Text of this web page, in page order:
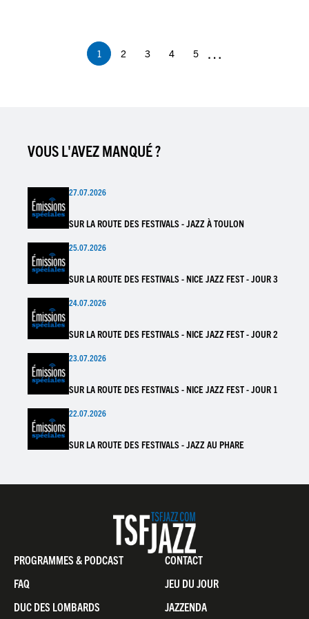
Page
courante
1 Page
2 Page
3 Page
4 Page
5 …
VOUS L'AVEZ MANQUÉ ?
27.07.2026
SUR LA ROUTE DES FESTIVALS - JAZZ À TOULON
25.07.2026
SUR LA ROUTE DES FESTIVALS - NICE JAZZ FEST - JOUR 3
24.07.2026
SUR LA ROUTE DES FESTIVALS - NICE JAZZ FEST - JOUR 2
23.07.2026
SUR LA ROUTE DES FESTIVALS - NICE JAZZ FEST - JOUR 1
22.07.2026
SUR LA ROUTE DES FESTIVALS - JAZZ AU PHARE
Pied
de
page
PROGRAMMES & PODCAST
CONTACT
FAQ
JEU DU JOUR
DUC DES LOMBARDS
JAZZENDA